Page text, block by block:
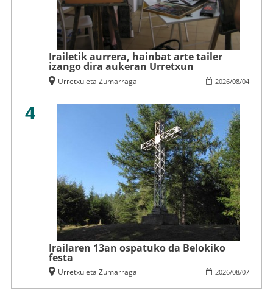
Irailetik aurrera, hainbat arte tailer
izango dira aukeran Urretxun
2026/08/04
Urretxu eta Zumarraga
4
Irailaren 13an ospatuko da Belokiko
festa
2026/08/07
Urretxu eta Zumarraga